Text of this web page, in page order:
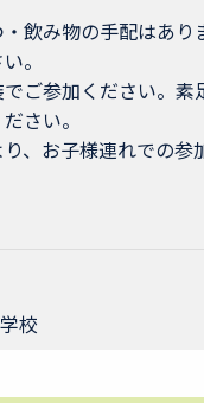
飲み物の手配はあり
。
ご参加ください。素
さい。
、お子様連れでの参
校